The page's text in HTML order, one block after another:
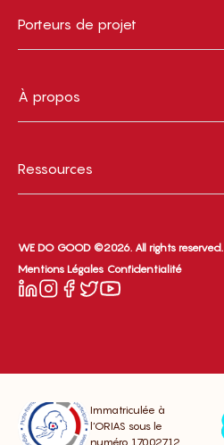
Porteurs de projet
À propos
Ressources
WE DO GOOD ©2026. All rights reserved.
Mentions Légales Confidentialité
Immatriculée à
l’ORIAS sous le
numéro 17002712